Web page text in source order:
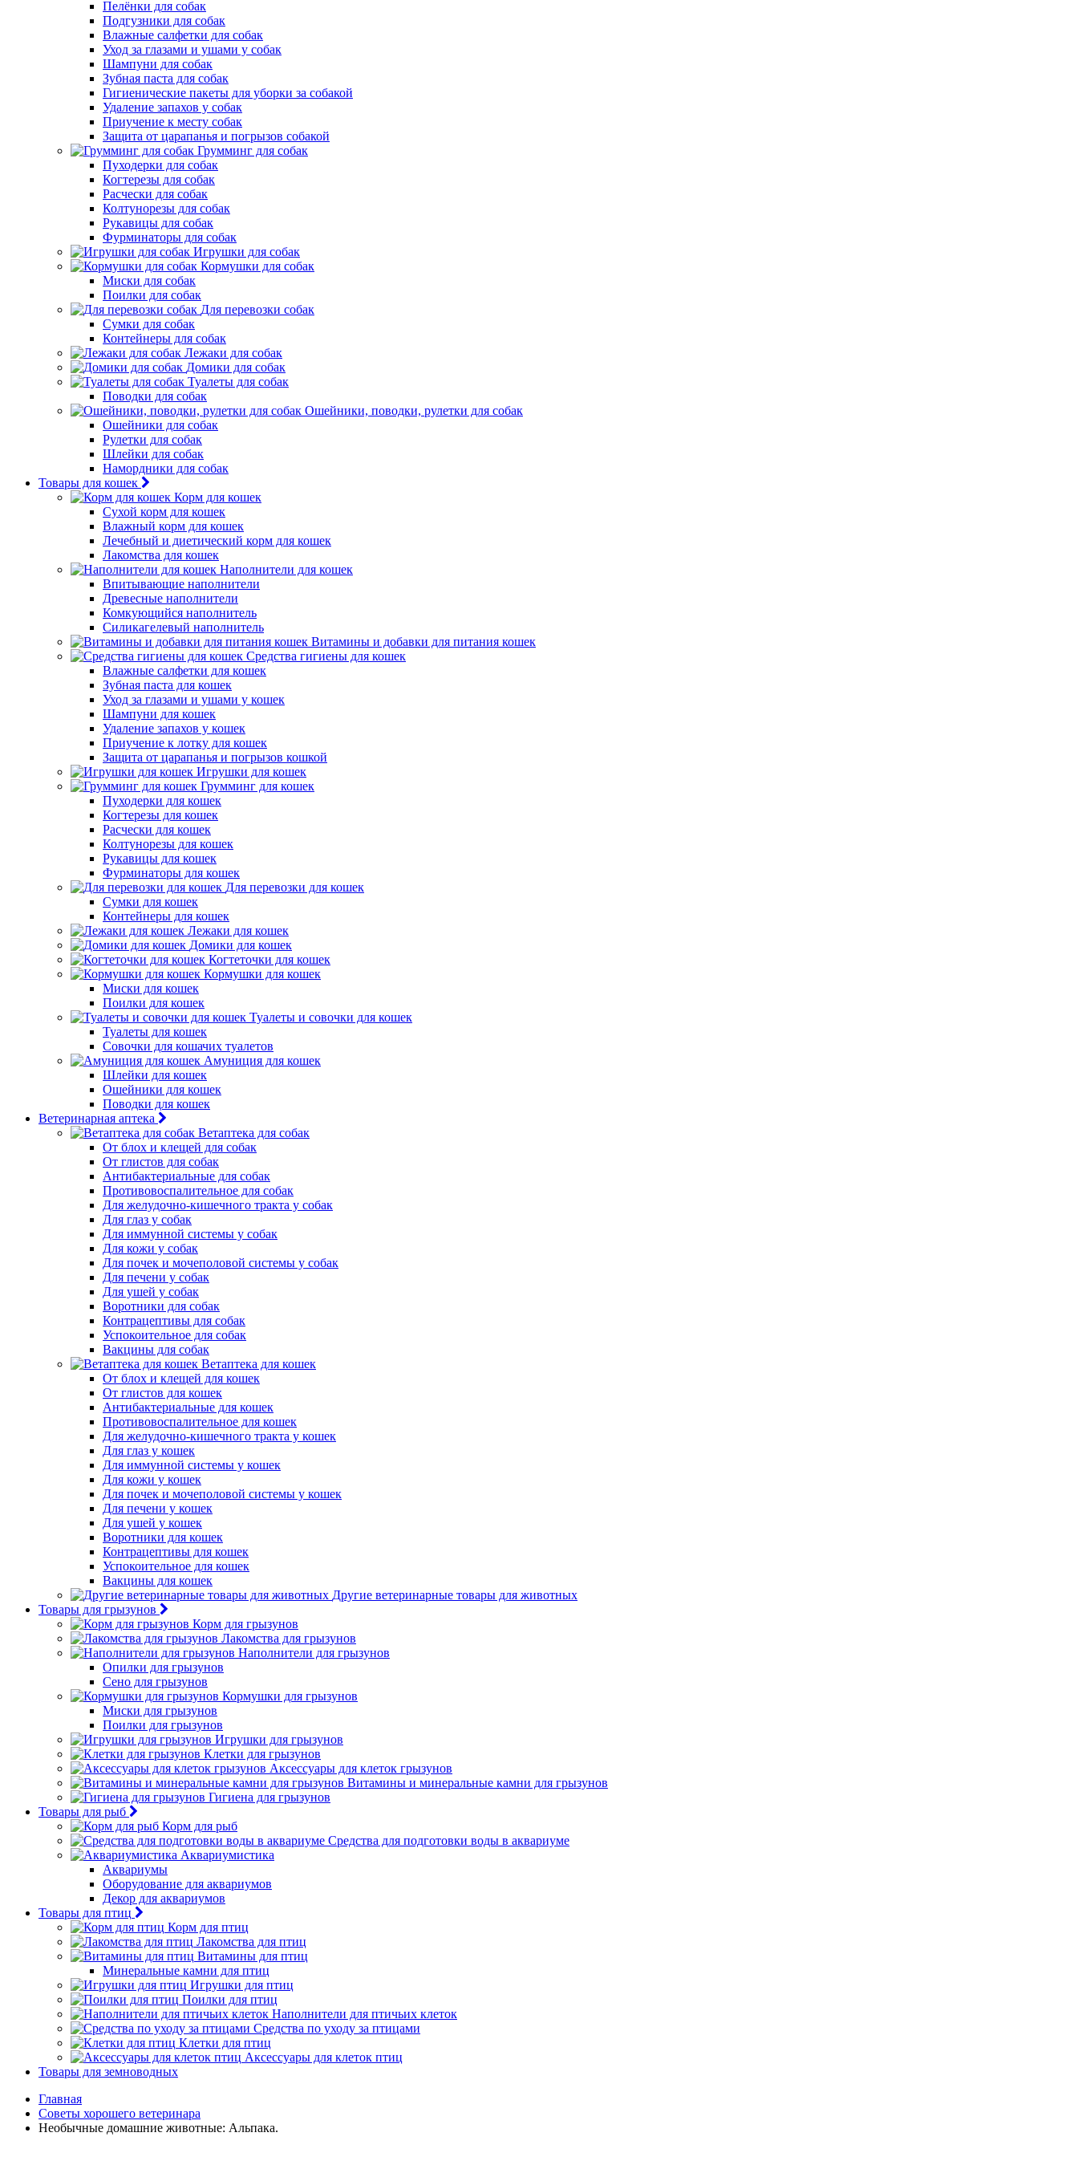
Пелёнки для собак
Подгузники для собак
Влажные салфетки для собак
Уход за глазами и ушами у собак
Шампуни для собак
Зубная паста для собак
Гигиенические пакеты для уборки за собакой
Удаление запахов у собак
Приучение к месту собак
Защита от царапанья и погрызов собакой
Грумминг для собак
Пуходерки для собак
Когтерезы для собак
Расчески для собак
Колтунорезы для собак
Рукавицы для собак
Фурминаторы для собак
Игрушки для собак
Кормушки для собак
Миски для собак
Поилки для собак
Для перевозки собак
Сумки для собак
Контейнеры для собак
Лежаки для собак
Домики для собак
Туалеты для собак
Поводки для собак
Ошейники, поводки, рулетки для собак
Ошейники для собак
Рулетки для собак
Шлейки для собак
Намордники для собак
Товары для кошек
Корм для кошек
Сухой корм для кошек
Влажный корм для кошек
Лечебный и диетический корм для кошек
Лакомства для кошек
Наполнители для кошек
Впитывающие наполнители
Древесные наполнители
Комкующийся наполнитель
Силикагелевый наполнитель
Витамины и добавки для питания кошек
Средства гигиены для кошек
Влажные салфетки для кошек
Зубная паста для кошек
Уход за глазами и ушами у кошек
Шампуни для кошек
Удаление запахов у кошек
Приучение к лотку для кошек
Защита от царапанья и погрызов кошкой
Игрушки для кошек
Грумминг для кошек
Пуходерки для кошек
Когтерезы для кошек
Расчески для кошек
Колтунорезы для кошек
Рукавицы для кошек
Фурминаторы для кошек
Для перевозки для кошек
Сумки для кошек
Контейнеры для кошек
Лежаки для кошек
Домики для кошек
Когтеточки для кошек
Кормушки для кошек
Миски для кошек
Поилки для кошек
Туалеты и совочки для кошек
Туалеты для кошек
Совочки для кошачих туалетов
Амуниция для кошек
Шлейки для кошек
Ошейники для кошек
Поводки для кошек
Ветеринарная аптека
Ветаптека для собак
От блох и клещей для собак
От глистов для собак
Антибактериальные для собак
Противовоспалительное для собак
Для желудочно-кишечного тракта у собак
Для глаз у собак
Для иммунной системы у собак
Для кожи у собак
Для почек и мочеполовой системы у собак
Для печени у собак
Для ушей у собак
Воротники для собак
Контрацептивы для собак
Успокоительное для собак
Вакцины для собак
Ветаптека для кошек
От блох и клещей для кошек
От глистов для кошек
Антибактериальные для кошек
Противовоспалительное для кошек
Для желудочно-кишечного тракта у кошек
Для глаз у кошек
Для иммунной системы у кошек
Для кожи у кошек
Для почек и мочеполовой системы у кошек
Для печени у кошек
Для ушей у кошек
Воротники для кошек
Контрацептивы для кошек
Успокоительное для кошек
Вакцины для кошек
Другие ветеринарные товары для животных
Товары для грызунов
Корм для грызунов
Лакомства для грызунов
Наполнители для грызунов
Опилки для грызунов
Сено для грызунов
Кормушки для грызунов
Миски для грызунов
Поилки для грызунов
Игрушки для грызунов
Клетки для грызунов
Аксессуары для клеток грызунов
Витамины и минеральные камни для грызунов
Гигиена для грызунов
Товары для рыб
Корм для рыб
Средства для подготовки воды в аквариуме
Аквариумистика
Аквариумы
Оборудование для аквариумов
Декор для аквариумов
Товары для птиц
Корм для птиц
Лакомства для птиц
Витамины для птиц
Минеральные камни для птиц
Игрушки для птиц
Поилки для птиц
Наполнители для птичьих клеток
Средства по уходу за птицами
Клетки для птиц
Аксессуары для клеток птиц
Товары для земноводных
Главная
Советы хорошего ветеринара
Необычные домашние животные: Альпака.